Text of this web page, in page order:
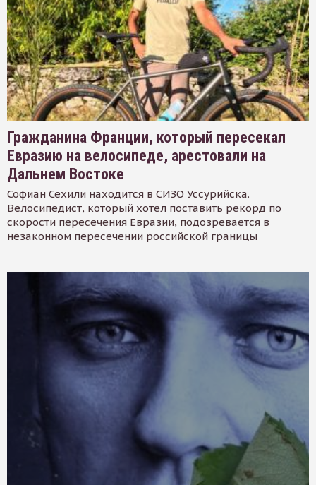
Гражданина Франции, который пересекал
Евразию на велосипеде, арестовали на
Дальнем Востоке
Софиан Сехили находится в СИЗО Уссурийска.
Велосипедист, который хотел поставить рекорд по
скорости пересечения Евразии, подозревается в
незаконном пересечении российской границы